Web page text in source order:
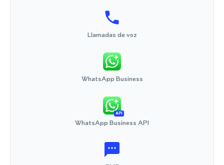
Llamadas de voz
WhatsApp Business
API
WhatsApp Business API